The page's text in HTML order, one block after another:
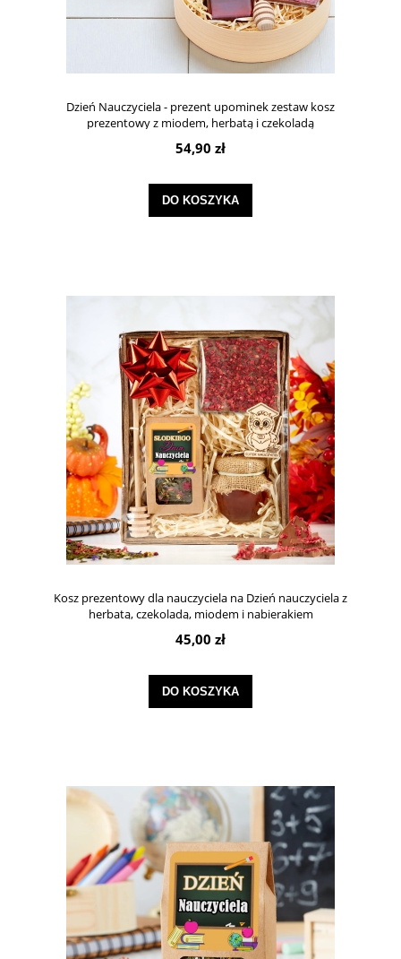
Dzień Nauczyciela - prezent upominek zestaw kosz
prezentowy z miodem, herbatą i czekoladą
54,90 zł
DO KOSZYKA
Kosz prezentowy dla nauczyciela na Dzień nauczyciela z
herbatą, czekoladą, miodem i nabierakiem
45,00 zł
DO KOSZYKA